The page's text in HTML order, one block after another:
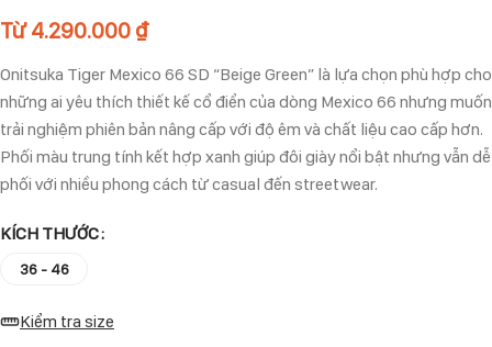
Từ4.290.000 ₫
Onitsuka Tiger Mexico 66 SD “Beige Green” là lựa chọn phù hợp cho
những ai yêu thích thiết kế cổ điển của dòng Mexico 66 nhưng muốn
trải nghiệm phiên bản nâng cấp với độ êm và chất liệu cao cấp hơn.
Phối màu trung tính kết hợp xanh giúp đôi giày nổi bật nhưng vẫn dễ
phối với nhiều phong cách từ casual đến streetwear.
KÍCH THƯỚC
36 - 46
Kiểm tra size